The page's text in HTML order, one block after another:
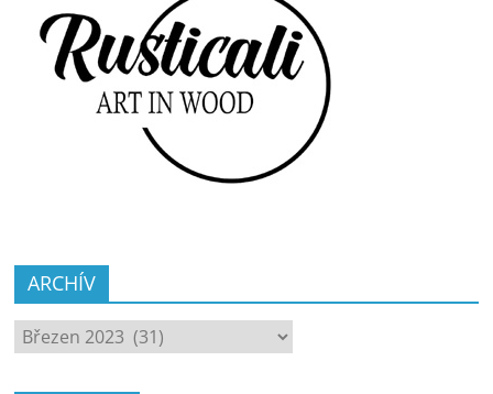
ARCHÍV
ARCHÍV